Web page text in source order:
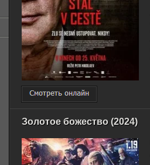
Золотое божество (2024)